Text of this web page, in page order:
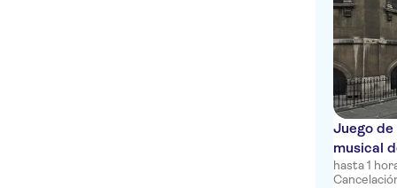
Juego
musical
hasta 1